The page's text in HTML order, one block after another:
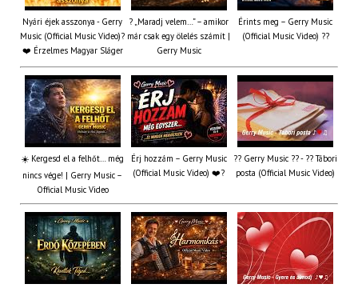
Nyári éjek asszonya - Gerry
Music (Official Music Video)?
❤️ Érzelmes Magyar Sláger
? „Maradj velem…” – amikor
már csak egy ölelés számít |
Gerry Music
Érints meg – Gerry Music
(Official Music Video) ??
☀️ Kergesd el a felhőt… még
nincs vége! | Gerry Music –
Official Music Video
Érj hozzám – Gerry Music
(Official Music Video) ❤️?
?? Gerry Music ?? - ?? Tábori
posta (Official Music Video)